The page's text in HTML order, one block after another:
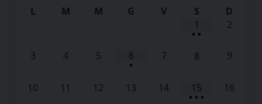
L M M G V S
D
1
• •
2
3 4 5 6
•
7 8 9
10 11 12 13 14 15
• • •
16